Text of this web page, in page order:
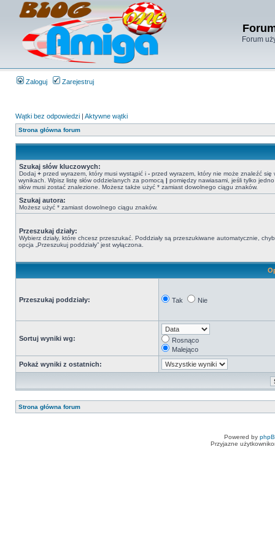
Forum
Zaloguj Zarejestruj
Wątki bez odpowiedzi | Aktywne wątki
Strona główna forum
Szukaj słów kluczowych:
Dodaj + przed wyrazem, który musi wystąpić i - przed wyrazem, który nie może znaleźć się
wynikach. Wpisz listę słów oddzielanych za pomocą | pomiędzy nawiasami, jeśli tylko
słów musi zostać znalezione. Możesz także użyć * zamiast dowolnego ciągu znaków.
Szukaj autora:
Możesz użyć * zamiast dowolnego ciągu znaków.
Przeszukaj działy:
Wybierz działy, które chcesz przeszukać. Poddziały są przeszukiwane automatycznie,
opcja „Przeszukuj poddziały” jest wyłączona.
Przeszukaj poddziały: Tak Nie
Sortuj wyniki wg:
Rosnąco
Malejąco
Pokaż wyniki z ostatnich:
Strona główna forum
Powered by
Przyjazne